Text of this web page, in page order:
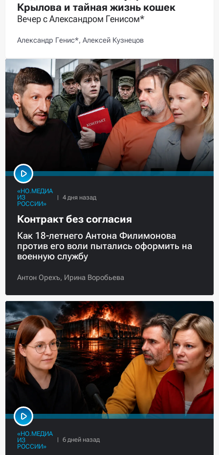
Крылова и тайная жизнь кошек
Вечер с Александром Генисом*
Александр Генис*, Алексей Кузнецов
«НО.МЕДИА
ИЗ
РОССИИ»
Контракт без согласия
Как 18-летнего Антона Филимонова
против его воли пытались оформить на
военную службу
Антон Орехъ, Ирина Воробьева
«НО.МЕДИА
ИЗ
РОССИИ»